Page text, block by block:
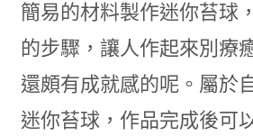
簡易的材料製作迷你苔球
的步驟，讓人作起來別療
還頗有成就感的呢。屬於
迷你苔球，作品完成後可